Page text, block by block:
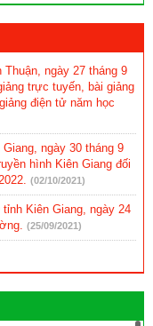
ngày 27 tháng 9
trực tuyến, bài giảng
điện tử năm học
ngày 30 tháng 9
hình Kiên Giang đối
(02/10/2021)
Kiên Giang, ngày 24
(25/09/2021)